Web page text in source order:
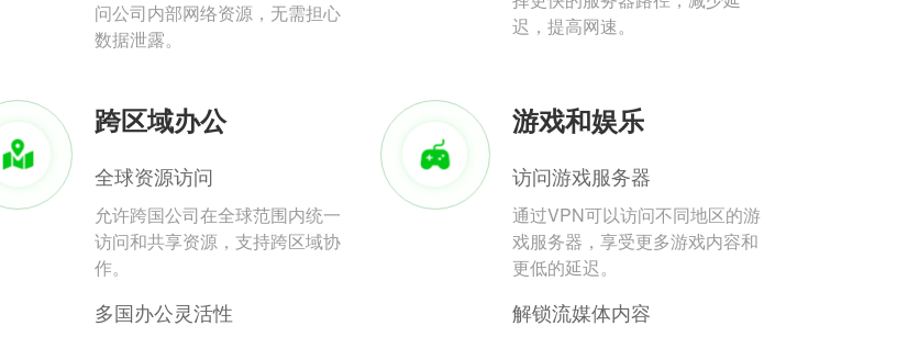
问公司内部网络资源，无需担心
数据泄露。
迟，提高网速。
跨区域办公
全球资源访问
允许跨国公司在全球范围内统一
访问和共享资源，支持跨区域协
作。
多国办公灵活性
游戏和娱乐
访问游戏服务器
通过VPN可以访问不同地区的游
戏服务器，享受更多游戏内容和
更低的延迟。
解锁流媒体内容